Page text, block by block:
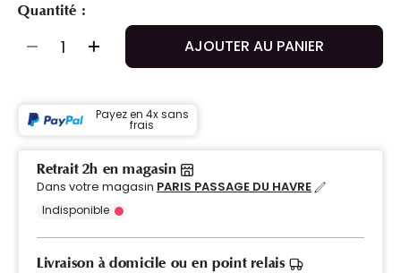
Quantité :
AJOUTER AU PANIER
Payez en 4x sans
frais
Retrait 2h en magasin
Dans votre magasin PARIS PASSAGE DU HAVRE
Indisponible
Livraison à domicile ou en point relais